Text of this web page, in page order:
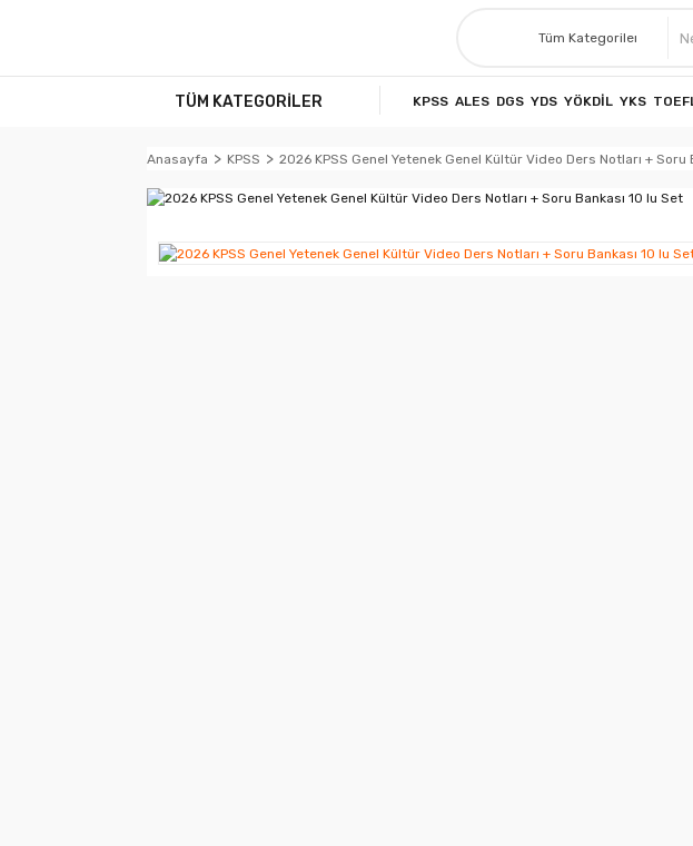
TÜM KATEGORİLER KPSS ALES DGS YDS YÖKDİL YKS
Anasayfa KPSS 2026 KPSS Genel Yetenek Genel Kültür Video Ders Notları + Soru